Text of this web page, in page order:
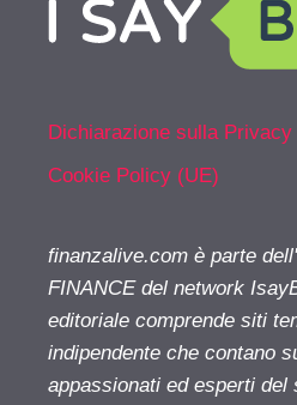
Dichiarazione sulla Privacy
Cookie Policy (UE)
finanzalive.com è parte
FINANCE del network
editoriale comprende siti
indipendente che contano
appassionati ed esperti del